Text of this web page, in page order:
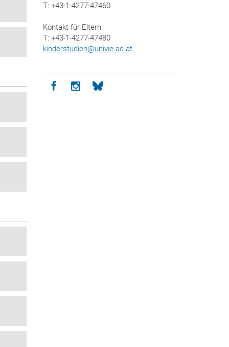
T: +43-1-4277-47460
Kontakt für Eltern:
T: +43-1-4277-47480
kinderstudien@univie.ac.at
Icon facebook
Icon instagram
Icon bluesky